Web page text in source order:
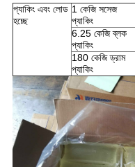
প্যাকিং এবং লোড
হচ্ছে
1 কেজি সসেজ
প্যাকিং
6.25 কেজি ব্লক
প্যাকিং
180 কেজি ড্রাম
প্যাকিং